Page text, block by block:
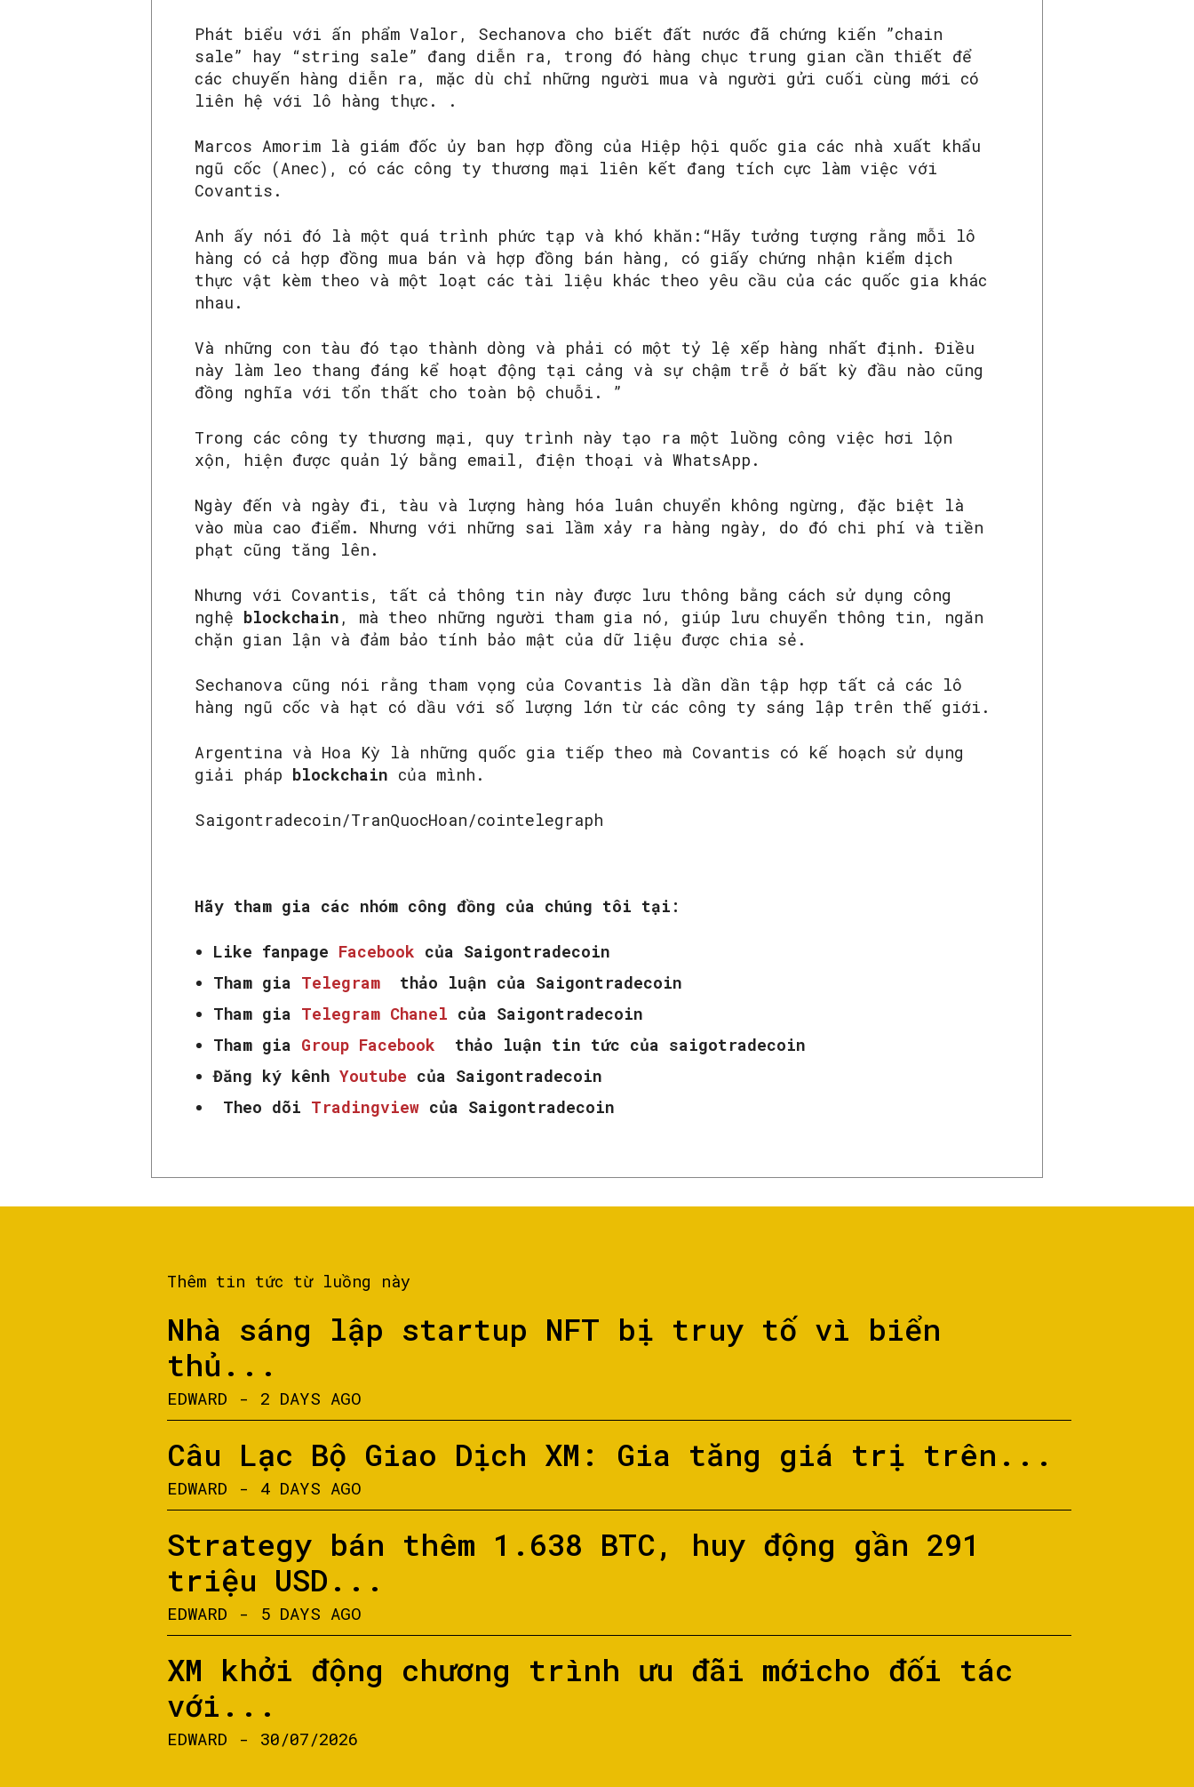
Phát biểu với ấn phẩm Valor, Sechanova cho biết đất nước đã chứng kiến ​​”chain
sale” hay “string sale” đang diễn ra, trong đó hàng chục trung gian cần thiết để
các chuyến hàng diễn ra, mặc dù chỉ những người mua và người gửi cuối cùng mới có
liên hệ với lô hàng thực. .
Marcos Amorim là giám đốc ủy ban hợp đồng của Hiệp hội quốc gia các nhà xuất khẩu
ngũ cốc (Anec), có các công ty thương mại liên kết đang tích cực làm việc với
Covantis.
Anh ấy nói đó là một quá trình phức tạp và khó khăn:“Hãy tưởng tượng rằng mỗi lô
hàng có cả hợp đồng mua bán và hợp đồng bán hàng, có giấy chứng nhận kiểm dịch
thực vật kèm theo và một loạt các tài liệu khác theo yêu cầu của các quốc gia khác
nhau.
Và những con tàu đó tạo thành dòng và phải có một tỷ lệ xếp hàng nhất định. Điều
này làm leo thang đáng kể hoạt động tại cảng và sự chậm trễ ở bất kỳ đầu nào cũng
đồng nghĩa với tổn thất cho toàn bộ chuỗi. ”
Trong các công ty thương mại, quy trình này tạo ra một luồng công việc hơi lộn
xộn, hiện được quản lý bằng email, điện thoại và WhatsApp.
Ngày đến và ngày đi, tàu và lượng hàng hóa luân chuyển không ngừng, đặc biệt là
vào mùa cao điểm. Nhưng với những sai lầm xảy ra hàng ngày, do đó chi phí và tiền
phạt cũng tăng lên.
Nhưng với Covantis, tất cả thông tin này được lưu thông bằng cách sử dụng công
nghệ blockchain , mà theo những người tham gia nó, giúp lưu chuyển thông tin, ngăn
chặn gian lận và đảm bảo tính bảo mật của dữ liệu được chia sẻ.
Sechanova cũng nói rằng tham vọng của Covantis là dần dần tập hợp tất cả các lô
hàng ngũ cốc và hạt có dầu với số lượng lớn từ các công ty sáng lập trên thế giới.
Argentina và Hoa Kỳ là những quốc gia tiếp theo mà Covantis có kế hoạch sử dụng
giải pháp blockchain của mình.
Saigontradecoin/TranQuocHoan/cointelegraph
Hãy tham gia các nhóm công đồng của chúng tôi tại:
Like fanpage Facebook của Saigontradecoin
Tham gia Telegram
thảo luận của Saigontradecoin
Tham gia Telegram Chanel của Saigontradecoin
Tham gia Group Facebook
thảo luận tin tức của saigotradecoin
Đăng ký kênh Youtube của Saigontradecoin
Theo dõi Tradingview của Saigontradecoin
Thêm tin tức từ luồng này
Nhà sáng lập startup NFT bị truy tố vì biển
thủ...
EDWARD - 2 DAYS AGO
Câu Lạc Bộ Giao Dịch XM: Gia tăng giá trị trên...
EDWARD - 4 DAYS AGO
Strategy bán thêm 1.638 BTC, huy động gần 291
triệu USD...
EDWARD - 5 DAYS AGO
XM khởi động chương trình ưu đãi mớicho đối tác
với...
EDWARD - 30/07/2026